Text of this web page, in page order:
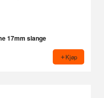
17mm slange
Kjøp